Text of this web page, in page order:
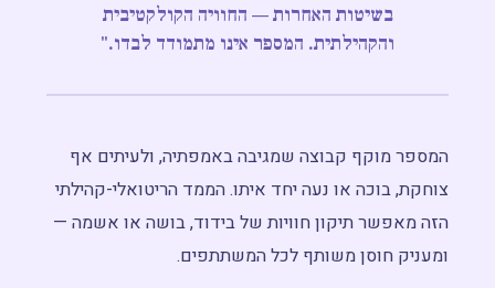
בשיטות האחרות — החוויה הקולקטיבית
והקהילתית. המספר אינו מתמודד לבדו."
המספר מוקף קבוצה שמגיבה באמפתיה, ולעיתים אף
צוחקת, בוכה או נעה יחד איתו. הממד הריטואלי-קהילתי
הזה מאפשר תיקון חוויות של בידוד, בושה או אשמה —
ומעניק חוסן משותף לכל המשתתפים.